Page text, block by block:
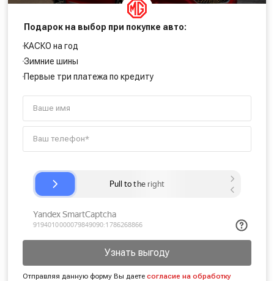
Подарок на выбор при покупке авто:
КАСКО на год
Зимние шины
Первые три платежа по кредиту
Узнать выгоду
Отправляя данную форму Вы даетесогласие на обработку